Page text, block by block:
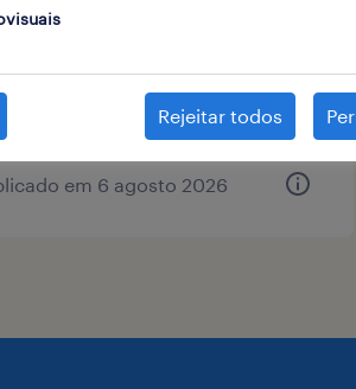
em 6 agosto 2026
Rejeitar todos